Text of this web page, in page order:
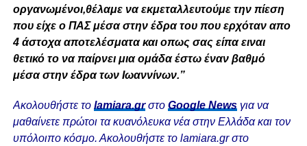
οργανωμένοι,θέλαμε να εκμεταλλευτούμε την πίεση
που είχε ο ΠΑΣ μέσα στην έδρα του που ερχόταν απο
4 άστοχα αποτελέσματα και οπως σας είπα ειναι
θετικό το να παίρνει μια ομάδα έστω έναν βαθμό
μέσα στην έδρα των Ιωαννίνων.”
Ακολουθήστε το lamiara.grστο Google Newsγια να
μαθαίνετε πρώτοι τα κυανόλευκα νέα στην Ελλάδα και τον
υπόλοιπο κόσμο. Ακολουθήστε το lamiara.gr στο